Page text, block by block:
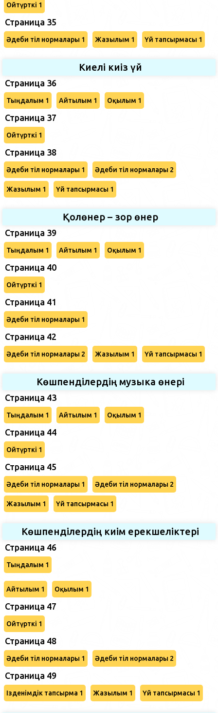
Ойтүрткі 1
Страница 35
Әдеби тіл нормалары 1 Жазылым 1 Үй тапсырмасы 1
Киелі киіз үй
Страница 36
Тыңдалым 1 Айтылым 1 Оқылым 1
Страница 37
Ойтүрткі 1
Страница 38
Әдеби тіл нормалары 1 Әдеби тіл нормалары 2
Жазылым 1 Үй тапсырмасы 1
Қолөнер – зор өнер
Страница 39
Тыңдалым 1 Айтылым 1 Оқылым 1
Страница 40
Ойтүрткі 1
Страница 41
Әдеби тіл нормалары 1
Страница 42
Әдеби тіл нормалары 2 Жазылым 1 Үй тапсырмасы 1
Көшпенділердің музыка өнері
Страница 43
Тыңдалым 1 Айтылым 1 Оқылым 1
Страница 44
Ойтүрткі 1
Страница 45
Әдеби тіл нормалары 1 Әдеби тіл нормалары 2
Жазылым 1 Үй тапсырмасы 1
Көшпенділердің киім ерекшеліктері
Страница 46
Тыңдалым 1
Айтылым 1 Оқылым 1
Страница 47
Ойтүрткі 1
Страница 48
Әдеби тіл нормалары 1 Әдеби тіл нормалары 2
Страница 49
Ізденімдік тапсырма 1 Жазылым 1 Үй тапсырмасы 1